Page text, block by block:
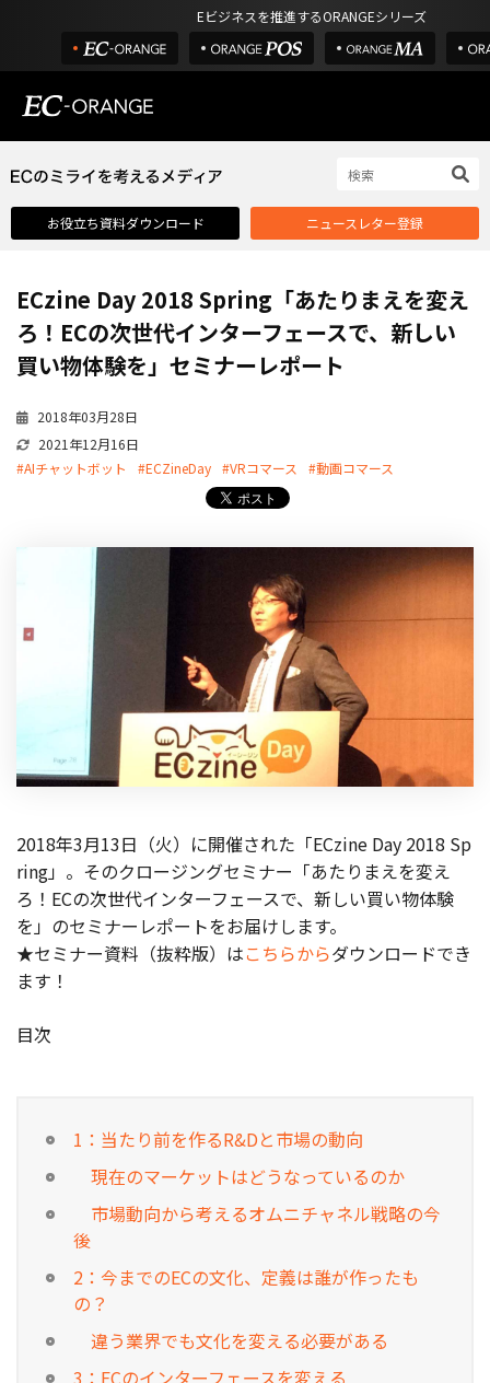
Eビジネスを推進するORANGEシリーズ
選ばれる理由
課題解決例
機能一覧
インフラ環境・サポート
費用
ショッピングモール型 EC
マルチテナント、マルチブランドなど
通販受注対応
ECと通販の連動を可能に
EC運用支援
継続的に結果を出し続けるECサイトへ
スクラッチ開発
内製化支援
補助金活用支援
導入事例
お問い合わせ
お役立ち資料ダウンロード ニュースレター登録
ECzine Day 2018 Spring「あたりまえを変え
ろ！ECの次世代インターフェースで、新しい
買い物体験を」セミナーレポート
2018年03月28日
2021年12月16日
#AIチャットボット
#ECZineDay #VRコマース #動画コマース
2018年3月13日（火）に開催された「ECzine Day 2018 Sp
ring」。そのクロージングセミナー「あたりまえを変え
ろ！ECの次世代インターフェースで、新しい買い物体験
を」のセミナーレポートをお届けします。
★セミナー資料（抜粋版）はこちらからダウンロードでき
ます！
目次
1：当たり前を作るR&Dと市場の動向
現在のマーケットはどうなっているのか
市場動向から考えるオムニチャネル戦略の今
後
2：今までのECの文化、定義は誰が作ったも
の？
違う業界でも文化を変える必要がある